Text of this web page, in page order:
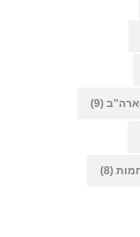
ארה"ב (9)
(8)